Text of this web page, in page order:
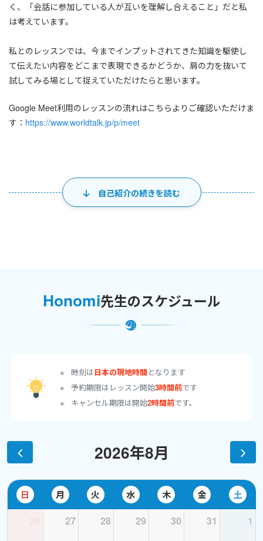
く、「会話に参加している人が互いを理解し合えること」だと私
は考えています。
私とのレッスンでは、今までインプットされてきた知識を駆使し
て伝えたい内容をどこまで表現できるかどうか、肩の力を抜いて
試してみる場として捉えていただけたらと思います。
Google Meet利用のレッスンの流れはこちらよりご確認いただけま
す： https://www.worldtalk.jp/p/meet
Recommended topics おすすめトピック
フリートークで何を話せば良いか迷ってしまう！という方は、下
記リストをぜひご参照ください。
・Which word best describes you this week?
・Tell me about childhood games you played with your friends.
<2026/4/9更新>
"'A Moral Obscenity": White House Demands $1.5 Trillion
Pentagon Budget, Largest Increase Since WWII"
https://youtu.be/L0IV2JT26Ls?si=kKscJDI0iRkVlnDY
自己紹介の続きを読む
Honomi先生のスケジュール
時刻は日本の現地時間 となります
予約期限はレッスン開始3時間前です
キャンセル期限は開始2時間前です。
2026年8月
日 月 火 水 木 金 土
27 28 29 30 31 1